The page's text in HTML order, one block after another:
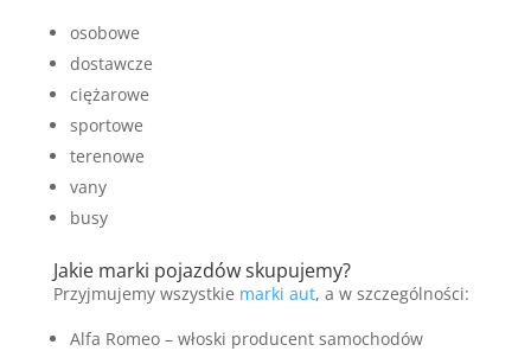
osobowe
dostawcze
ciężarowe
sportowe
terenowe
vany
busy
Jakie marki pojazdów skupujemy?
Przyjmujemy wszystkie marki aut, a w szczególności:
Alfa Romeo – włoski producent samochodów